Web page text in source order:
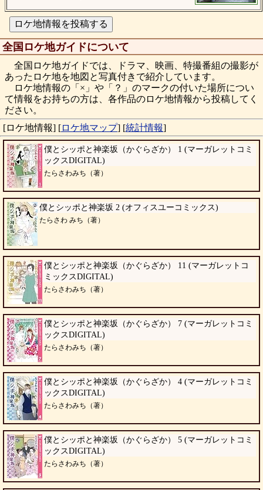
全国ロケ地ガイドについて
全国ロケ地ガイドでは、ドラマ、映画、特撮番組の撮影が
あったロケ地を地図と写真付きで紹介しています。
ロケ地情報の「×」や「？」のマークの付いた場所につい
て情報をお持ちの方は、各作品のロケ地情報から投稿してく
ださい。
[ロケ地情報] [ロケ地マップ] [統計情報]
僕とシッポと神楽坂（かぐらざか） 1 (マーガレットコミ
ックスDIGITAL)
たらさわみち（著）
僕とシッポと神楽坂 2 (オフィスユーコミックス)
たらさわ みち（著）
僕とシッポと神楽坂（かぐらざか） 11 (マーガレットコ
ミックスDIGITAL)
たらさわみち（著）
僕とシッポと神楽坂（かぐらざか） 7 (マーガレットコミ
ックスDIGITAL)
たらさわみち（著）
僕とシッポと神楽坂（かぐらざか） 4 (マーガレットコミ
ックスDIGITAL)
たらさわみち（著）
僕とシッポと神楽坂（かぐらざか） 5 (マーガレットコミ
ックスDIGITAL)
たらさわみち（著）